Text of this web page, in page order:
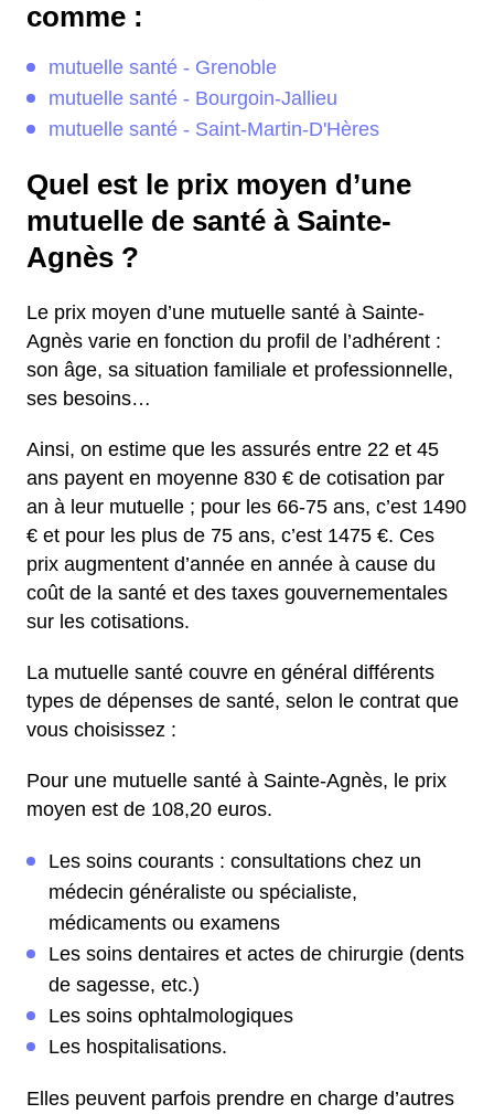
comme :
mutuelle santé - Grenoble
mutuelle santé - Bourgoin-Jallieu
mutuelle santé - Saint-Martin-D'Hères
Quel est le prix moyen d’une
mutuelle de santé à Sainte-
Agnès ?
Le prix moyen d’une mutuelle santé à Sainte-
Agnès varie en fonction du profil de l’adhérent :
son âge, sa situation familiale et professionnelle,
ses besoins…
Ainsi, on estime que les assurés entre 22 et 45
ans payent en moyenne 830 € de cotisation par
an à leur mutuelle ; pour les 66-75 ans, c’est 1490
€ et pour les plus de 75 ans, c’est 1475 €. Ces
prix augmentent d’année en année à cause du
coût de la santé et des taxes gouvernementales
sur les cotisations.
La mutuelle santé couvre en général différents
types de dépenses de santé, selon le contrat que
vous choisissez :
Pour une mutuelle santé à Sainte-Agnès, le prix
moyen est de 108,20 euros.
Les soins courants : consultations chez un
médecin généraliste ou spécialiste,
médicaments ou examens
Les soins dentaires et actes de chirurgie (dents
de sagesse, etc.)
Les soins ophtalmologiques
Les hospitalisations.
Elles peuvent parfois prendre en charge d’autres